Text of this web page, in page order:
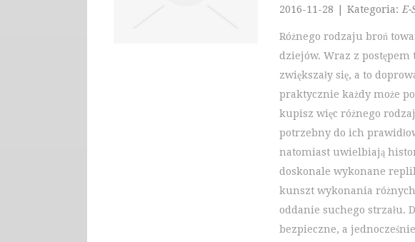
2016-11-28 Kategoria:
Różnego rodzaju broń
dziejów. Wraz z
zwiększały się, a to
praktycznie każdy może
kupisz więc różnego
potrzebny do ich
natomiast uwielbiają
doskonale wykonane
kunszt wykonania
oddanie suchego strzału.
bezpieczne, a